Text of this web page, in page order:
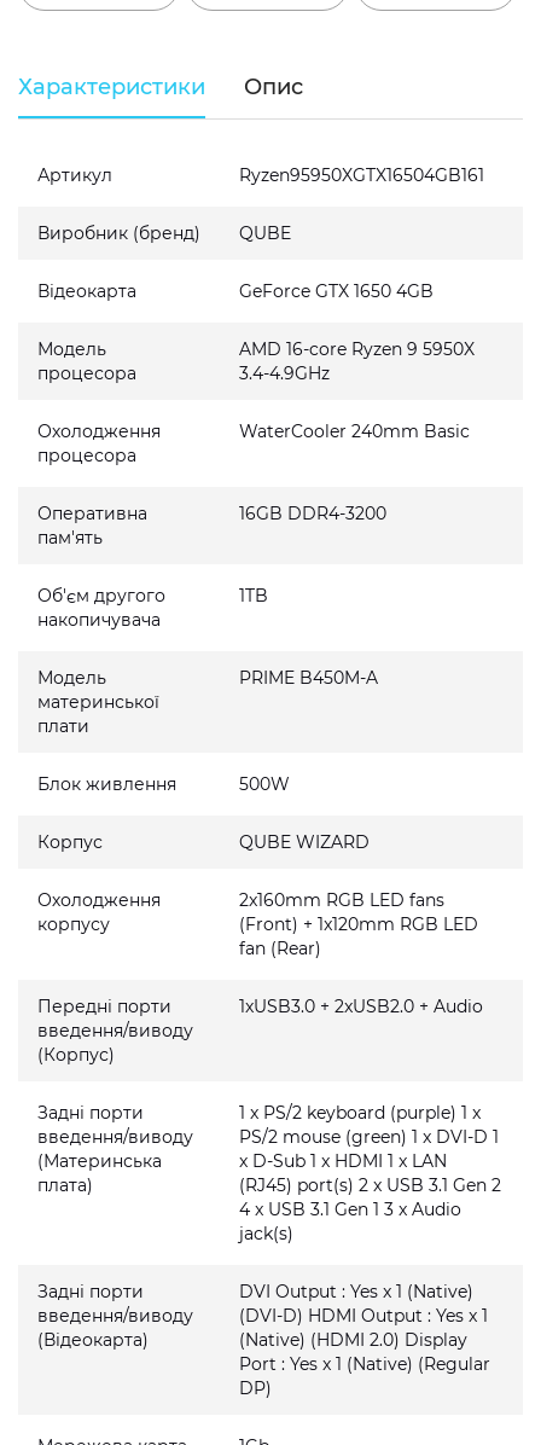
Характеристики Опис
Артикул Ryzen95950XGTX16504GB161
Виробник (бренд) QUBE
Відеокарта GeForce GTX 1650 4GB
Модель
процесора
AMD 16-core Ryzen 9 5950X
3.4-4.9GHz
Охолодження
процесора
WaterCooler 240mm Basic
Оперативна
пам'ять
16GB DDR4-3200
Об'єм другого
накопичувача
1TB
Модель
материнської
плати
PRIME B450M-A
Блок живлення 500W
Корпус QUBE WIZARD
Охолодження
корпусу
2x160mm RGB LED fans
(Front) + 1x120mm RGB LED
fan (Rear)
Передні порти
введення/виводу
(Корпус)
1xUSB3.0 + 2xUSB2.0 + Audio
Задні порти
введення/виводу
(Материнська
плата)
1 x PS/2 keyboard (purple) 1 x
PS/2 mouse (green) 1 x DVI-D 1
x D-Sub 1 x HDMI 1 x LAN
(RJ45) port(s) 2 x USB 3.1 Gen 2
4 x USB 3.1 Gen 1 3 x Audio
jack(s)
Задні порти
введення/виводу
(Відеокарта)
DVI Output : Yes x 1 (Native)
(DVI-D) HDMI Output : Yes x 1
(Native) (HDMI 2.0) Display
Port : Yes x 1 (Native) (Regular
DP)